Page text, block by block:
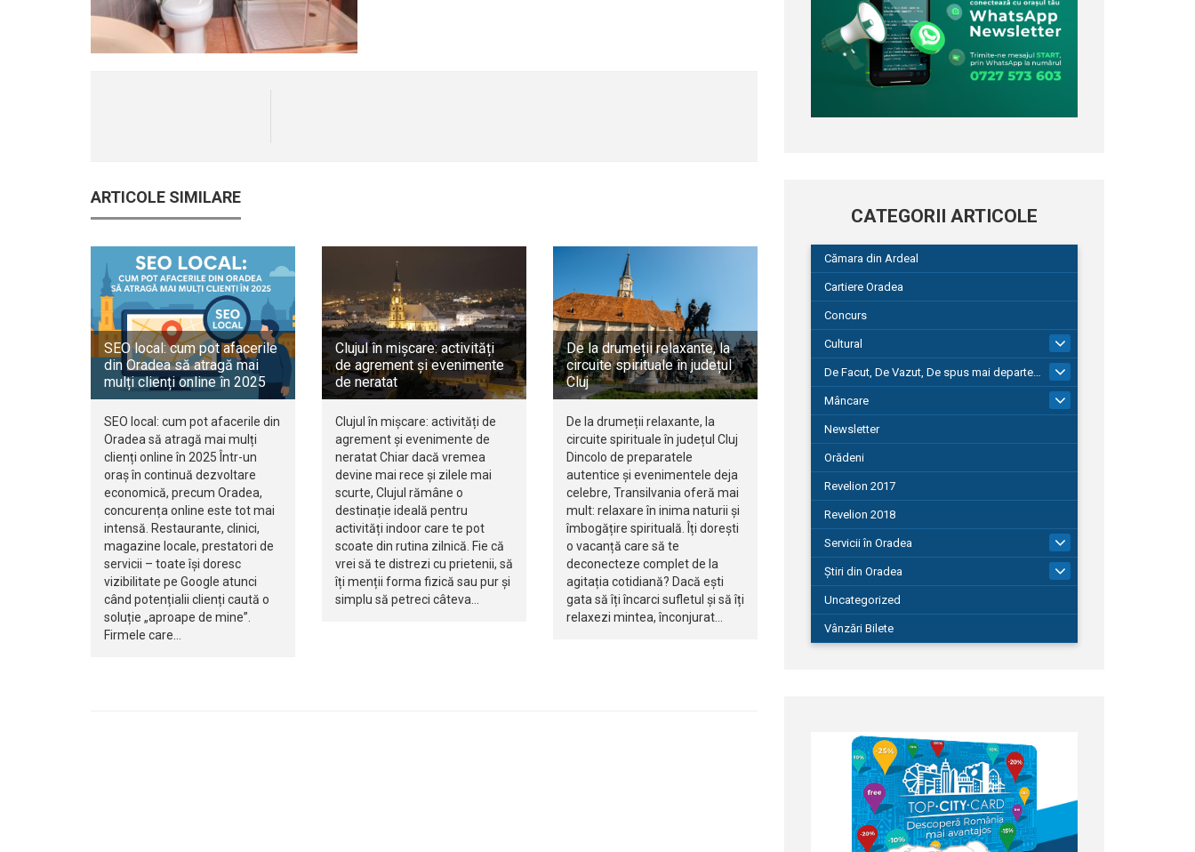
ARTICOLE SIMILARE
SEO local: cum pot afacerile
din Oradea să atragă mai
mulți clienți online în 2025
SEO local: cum pot afacerile din
Oradea să atragă mai mulți
clienți online în 2025 Într-un
oraș în continuă dezvoltare
economică, precum Oradea,
concurența online este tot mai
intensă. Restaurante, clinici,
magazine locale, prestatori de
servicii – toate își doresc
vizibilitate pe Google atunci
când potențialii clienți caută o
soluție „aproape de mine”.
Firmele care…
Clujul în mișcare: activități
de agrement și evenimente
de neratat
Clujul în mișcare: activități de
agrement și evenimente de
neratat Chiar dacă vremea
devine mai rece și zilele mai
scurte, Clujul rămâne o
destinație ideală pentru
activități indoor care te pot
scoate din rutina zilnică. Fie că
vrei să te distrezi cu prietenii, să
îți menții forma fizică sau pur și
simplu să petreci câteva…
De la drumeții relaxante, la
circuite spirituale în județul
Cluj
De la drumeții relaxante, la
circuite spirituale în județul Cluj
Dincolo de preparatele
autentice și evenimentele deja
celebre, Transilvania oferă mai
mult: relaxare în inima naturii și
îmbogățire spirituală. Îți dorești
o vacanță care să te
deconecteze complet de la
agitația cotidiană? Dacă ești
gata să îți încarci sufletul și să îți
relaxezi mintea, înconjurat…
CATEGORII ARTICOLE
Cămara din Ardeal
Cartiere Oradea
Concurs
Cultural
De Facut, De Vazut, De spus mai departe…
580
Mâncare
Newsletter
Orădeni
Revelion 2017
Revelion 2018
Servicii în Oradea
104
Știri din Oradea
1.127
Uncategorized
Vânzări Bilete